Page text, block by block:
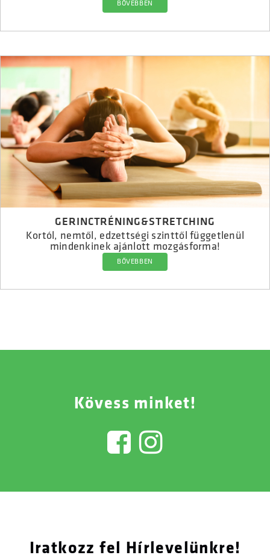
BŐVEBBEN
GERINCTRÉNING&STRETCHING
Kortól, nemtől, edzettségi szinttől függetlenül
mindenkinek ajánlott mozgásforma!
BŐVEBBEN
Kövess minket!
Iratkozz fel Hírlevelünkre!